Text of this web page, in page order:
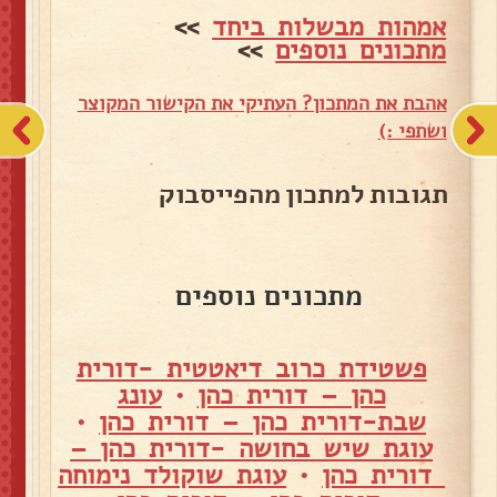
אמהות מבשלות ביחד >>
מתכונים נוספים>>
אהבת את המתכון? העתיקי את הקישור המקוצר
ושתפי :)
תגובות למתכון מהפייסבוק
מתכונים נוספים
פשטידת כרוב דיאטטית -דורית
כהן – דורית כהן •עונג
שבת-דורית כהן – דורית כהן •
עוגת שיש בחושה -דורית כהן –
דורית כהן •עוגת שוקולד נימוחה